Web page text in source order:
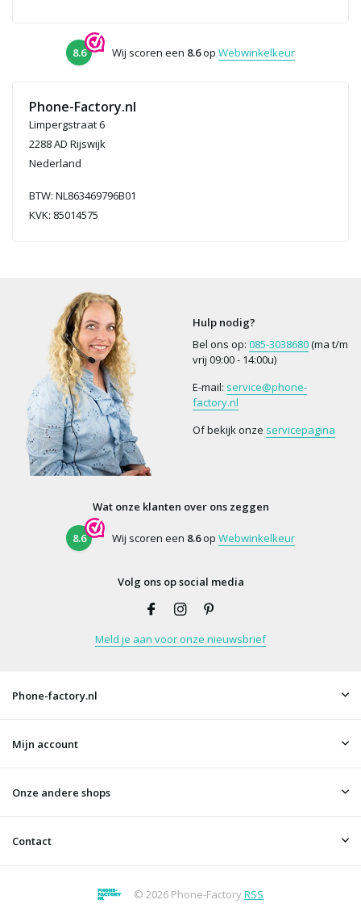
8.6 Wij scoren een 8.6op Webwinkelkeur
Phone-Factory.nl
Limpergstraat 6
2288 AD Rijswijk
Nederland
BTW: NL863469796B01
KVK: 85014575
Hulp nodig?
Bel ons op: 085-3038680(ma t/m
vrij 09:00 - 14:00u)
E-mail: service@phone-
factory.nl
Of bekijk onze servicepagina
Wat onze klanten over ons zeggen
8.6 Wij scoren een 8.6op Webwinkelkeur
Volg ons op social media
Meld je aan voor onze nieuwsbrief
Phone-factory.nl
Mijn account
Onze andere shops
Contact
© 2026 Phone-FactoryRSS